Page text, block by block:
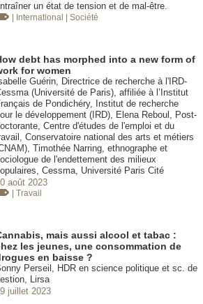
un état de tension et de mal-être.
| International | Société
debt has morphed into a new form of
for women
Guérin, Directrice de recherche à l'IRD-
(Université de Paris), affiliée à l’Institut
de Pondichéry, Institut de recherche
le développement (IRD), Elena Reboul, Post-
Centre d'études de l'emploi et du
Conservatoire national des arts et métiers
Timothée Narring, ethnographe et
de l'endettement des milieux
Cessma, Université Paris Cité
août 2023
| Travail
mais aussi alcool et tabac :
les jeunes, une consommation de
en baisse ?
Perseil, HDR en science politique et sc. de
Lirsa
juillet 2023